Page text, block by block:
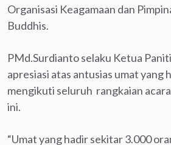
Organisasi Keagamaan dan
Buddhis.
PMd.Surdianto selaku Ketua
apresiasi atas antusias umat yang
mengikuti seluruh rangkaian
ini.
“Umat yang hadir sekitar 3.000